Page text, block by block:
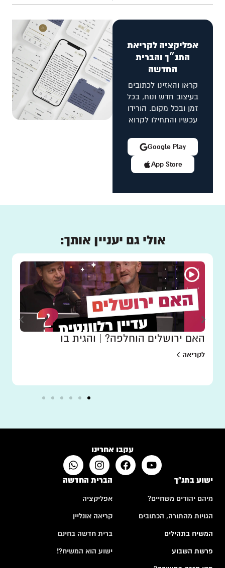
אפליקציה לקריאת
התנ״ך והברית
החדשה
קראו והאזינו לכתובים
בעיצוב חדש ונוח, בכל
זמן ובכל מקום. הורידו
עכשיו והתחילו לקרוא
App Store
Google Play
אולי גם יעניין אותך:
האם ירושלים הוחלפה? | והגית בו
לקריאה
עקבו אחרינו
ישוע בתנ"ך
מיהם יהודים משחיים?
הגויות מהתורה, הכתובים
המשיח בתהילים
פרשת השבוע
הברית החדשה
אפליקציה
קריאה אונליין
ברית חדשה בחינם
ישוע הוא המשיח?!